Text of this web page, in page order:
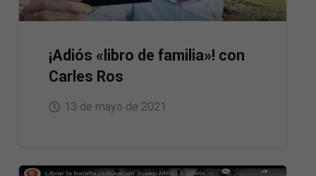
¡Adiós «libro de familia»! con
Carles Ros
13 de mayo de 2021